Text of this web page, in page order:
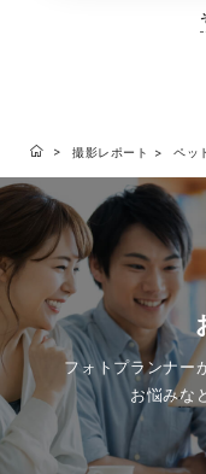
なフォトウェディング
撮影レポート ペッ
フォトプランナー
お悩みな